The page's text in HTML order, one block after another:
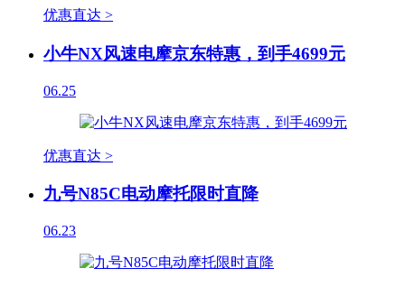
优惠直达 >
小牛NX风速电摩京东特惠，到手4699元
06.25
优惠直达 >
九号N85C电动摩托限时直降
06.23